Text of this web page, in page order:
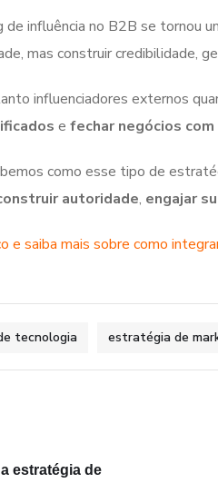
de influência no B2B se tornou
mas construir credibilidade,
influenciadores externos
e fechar negócios
como esse tipo de
autoridade, engajar
e saiba mais sobre como
tecnologia estratégia de
estratégia de